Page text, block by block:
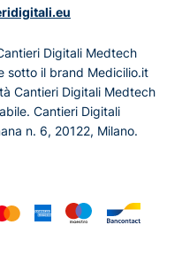
Digitali Medtech
sotto il brand Medicilio.it
Cantieri Digitali Medtech
Cantieri Digitali
n. 6, 20122, Milano.